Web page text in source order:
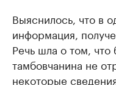
Выяснилось, что в
информация,
Речь шла о том, что
тамбовчанина не
некоторые